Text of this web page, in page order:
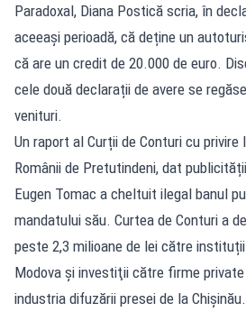
Paradoxal, Diana Postică scria, în
aceeași perioadă, că deține un
că are un credit de 20.000 de euro.
cele două declarații de avere se
venituri.
Un raport al Curții de Conturi cu
Românii de Pretutindeni, dat
Eugen Tomac a cheltuit ilegal banul
mandatului său. Curtea de Conturi a
peste 2,3 milioane de lei către
Modova și investiţii către firme
industria difuzării presei de la Chișinău.